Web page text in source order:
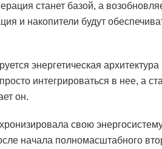
станет базой, а
и накопители будут
энергетическая
интегрироваться в нее, а
он.
свою
начала полномасштабного